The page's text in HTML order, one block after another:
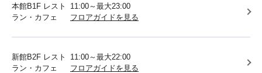
本館B1F レスト
ラン・カフェ
11:00～最大23:00
フロアガイドを見る
新館B2F レスト
ラン・カフェ
11:00～最大22:00
フロアガイドを見る